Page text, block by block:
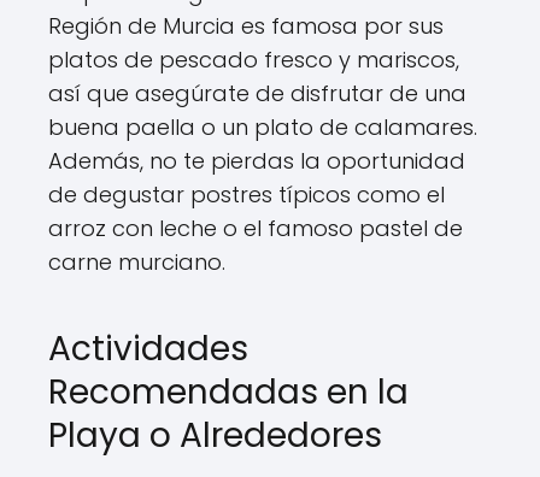
Región de Murcia es famosa por sus
platos de pescado fresco y mariscos,
así que asegúrate de disfrutar de una
buena paella o un plato de calamares.
Además, no te pierdas la oportunidad
de degustar postres típicos como el
arroz con leche o el famoso pastel de
carne murciano.
Actividades
Recomendadas en la
Playa o Alrededores